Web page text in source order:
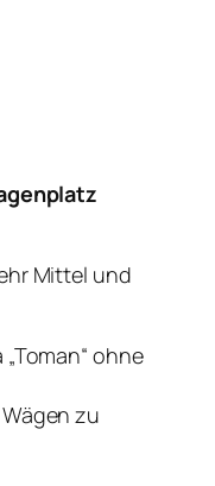
Mittel und
ohne
zu